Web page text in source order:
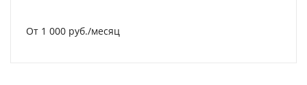
От 1 000 руб./месяц